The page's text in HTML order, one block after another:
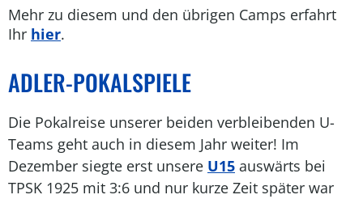
Mehr zu diesem und den übrigen Camps erfahrt
Ihr hier.
ADLER-POKALSPIELE
Die Pokalreise unserer beiden verbleibenden U-
Teams geht auch in diesem Jahr weiter! Im
Dezember siegte erst unsere U15 auswärts bei
TPSK 1925 mit 3:6 und nur kurze Zeit später war